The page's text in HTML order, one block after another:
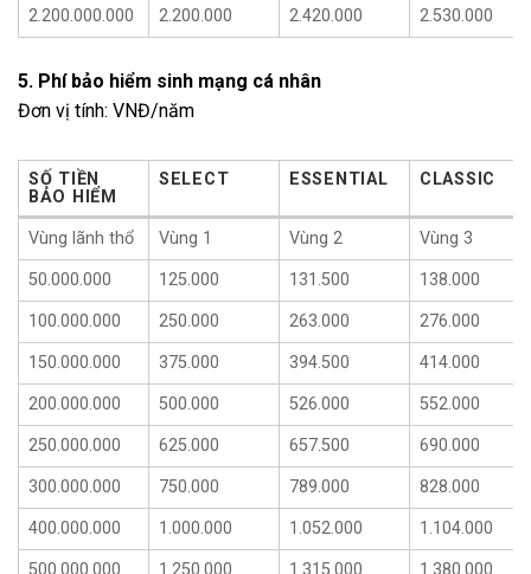
2.200.000.000 2.200.000 2.420.000 2.530.000
5. Phí bảo hiểm sinh mạng cá nhân
Đơn vị tính: VNĐ/năm
SỐ TIỀN
BẢO HIỂM
SELECT ESSENTIAL CLASSIC
SỐ TIỀN
BẢO HIỂM
SELECT ESSENTIAL CLASSIC
Vùng lãnh thổ Vùng 1 Vùng 2 Vùng 3
50.000.000 125.000 131.500 138.000
100.000.000 250.000 263.000 276.000
150.000.000 375.000 394.500 414.000
200.000.000 500.000 526.000 552.000
250.000.000 625.000 657.500 690.000
300.000.000 750.000 789.000 828.000
400.000.000 1.000.000 1.052.000 1.104.000
500.000.000 1.250.000 1.315.000 1.380.000